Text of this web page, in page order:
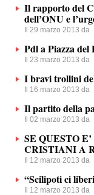
Il rapporto del
dell’ONU e
Il 29 marzo 2013 da
Pdl a Piazza
Il 23 marzo 2013 da
I bravi trollini
Il 16 marzo 2013 da
Il partito della
Il 02 marzo 2013 da
SE QUESTO
CRISTIANI A
Il 12 marzo 2013 da
“Scilipoti ci
Il 12 marzo 2013 da